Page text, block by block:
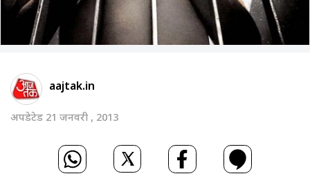
aajtak.in
अपडेटेड 21 जनवरी , 2013